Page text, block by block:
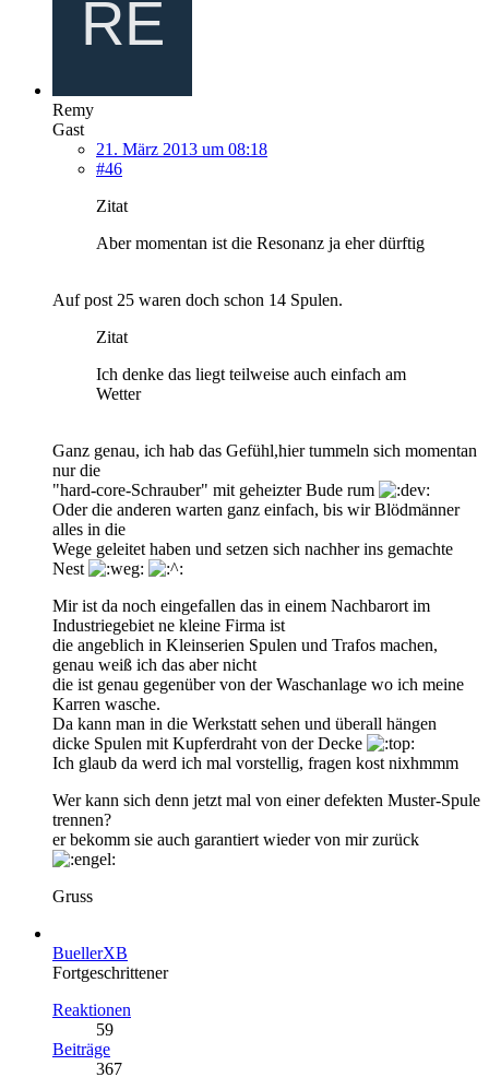
Remy
Gast
21. März 2013 um 08:18
#46
Zitat
Aber momentan ist die Resonanz ja eher dürftig
Auf post 25 waren doch schon 14 Spulen.
Zitat
Ich denke das liegt teilweise auch einfach am
Wetter
Ganz genau, ich hab das Gefühl,hier tummeln sich momentan
nur die
"hard-core-Schrauber" mit geheizter Bude rum
Oder die anderen warten ganz einfach, bis wir Blödmänner
alles in die
Wege geleitet haben und setzen sich nachher ins gemachte
Nest
Mir ist da noch eingefallen das in einem Nachbarort im
Industriegebiet ne kleine Firma ist
die angeblich in Kleinserien Spulen und Trafos machen,
genau weiß ich das aber nicht
die ist genau gegenüber von der Waschanlage wo ich meine
Karren wasche.
Da kann man in die Werkstatt sehen und überall hängen
dicke Spulen mit Kupferdraht von der Decke
Ich glaub da werd ich mal vorstellig, fragen kost nixhmmm
Wer kann sich denn jetzt mal von einer defekten Muster-Spule
trennen?
er bekomm sie auch garantiert wieder von mir zurück
Gruss
BuellerXB
Fortgeschrittener
Reaktionen
59
Beiträge
367